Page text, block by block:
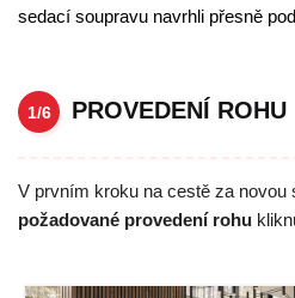
sedací soupravu navrhli přesně
1/6 PROVEDENÍ ROHU
V prvním kroku na cestě za novou
požadované provedení rohu